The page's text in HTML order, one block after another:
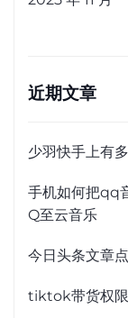
近期文章
少羽快手上有
手机如何把qq
Q至云音乐
今日头条文章
tiktok带货权